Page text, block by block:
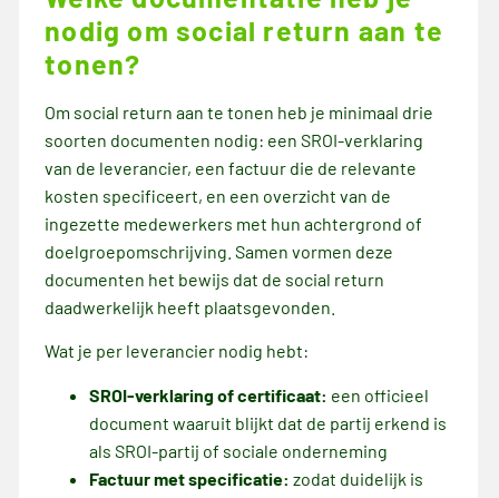
nodig om social return aan te
tonen?
Om social return aan te tonen heb je minimaal drie
soorten documenten nodig: een SROI-verklaring
van de leverancier, een factuur die de relevante
kosten specificeert, en een overzicht van de
ingezette medewerkers met hun achtergrond of
doelgroepomschrijving. Samen vormen deze
documenten het bewijs dat de social return
daadwerkelijk heeft plaatsgevonden.
Wat je per leverancier nodig hebt:
SROI-verklaring of certificaat: een officieel
document waaruit blijkt dat de partij erkend is
als SROI-partij of sociale onderneming
Factuur met specificatie: zodat duidelijk is